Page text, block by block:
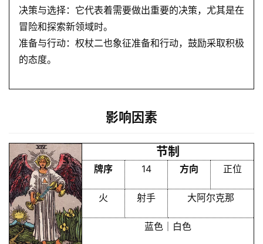
决策与选择：它代表着需要做出重要的决策，尤其是在
冒险和探索新领域时。
准备与行动：权杖二也象征准备和行动，鼓励采取积极
的态度。
影响因素
节制
牌序 14 方向 正位
火 射手 大阿尔克那
蓝色｜白色